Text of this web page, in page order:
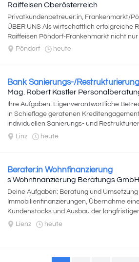
Raiffeisen Oberösterreich
Privatkundenbetreuer:in, Frankenmarkt/
ÜBER UNS Als wirtschaftlich erfolgreiche
Raiffeisen Pöndorf-Frankenmarkt nicht nur
Pöndorf
heute
Bank Sanierungs-/
Mag. Robert Kastler
Ihre Aufgaben: Eigenverantwortliche
in Schieflage geratenen
individuellen Sanierungs- und
Abstimmung mit externen...
Linz heute
Berater:in Wohnfinanzierung
s Wohnfinanzierung Beratungs GmbH
Deine Aufgaben: Beratung und Umsetzung
Immobilienfinanzierungen, Übernahme
Kundenstocks und Ausbau der
Entwicklung individueller
Lienz heute